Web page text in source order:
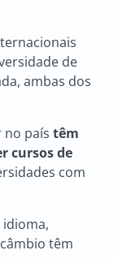
de
ambas dos
no paístêm
cursos de
com
idioma,
têm